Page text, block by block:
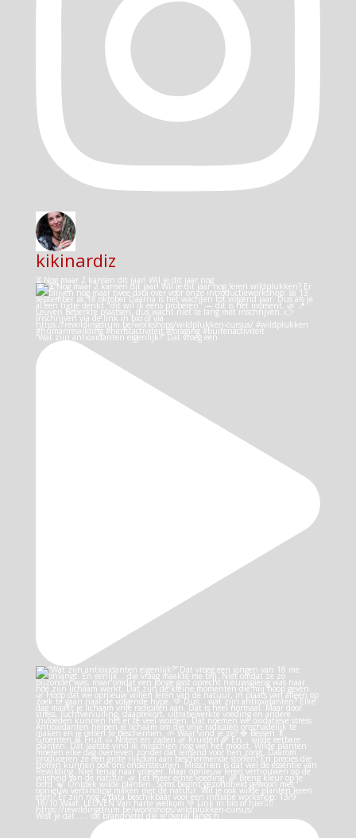
kikinardiz
⏳ Nog maar 2 kansen dit jaar! Wil je dit jaar nog
“Wat zijn antioxidanten eigenlijk?” Dat vroeg een
Wist je dat… …de brandnetel die je overal langs h